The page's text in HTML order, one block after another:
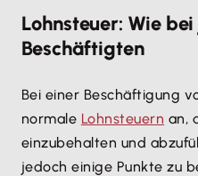
Lohnsteuer: Wie
Beschäftigten
Bei einer Beschäftigung
normale Lohnsteuern an,
einzubehalten und
jedoch einige Punkte zu